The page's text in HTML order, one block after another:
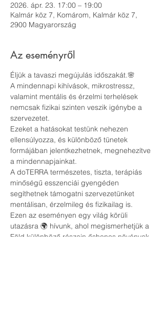
2026. ápr. 23. 17:00 – 19:00
Kalmár köz 7, Komárom, Kalmár köz 7,
2900 Magyarország
Az eseményről
Éljük a tavaszi megújulás időszakát.🌸
A mindennapi kihívások, mikrostressz,
valamint mentális és érzelmi terhelések
nemcsak fizikai szinten veszik igénybe a
szervezetet.
Ezeket a hatásokat testünk nehezen
ellensúlyozza, és különböző tünetek
formájában jelentkezhetnek, megnehezítve
a mindennapjainkat.
A doTERRA természetes, tiszta, terápiás
minőségű esszenciái gyengéden
segíthetnek támogatni szervezetünket
mentálisan, érzelmileg és fizikailag is.
Ezen az eseményen egy világ körüli
utazásra 🌍 hívunk, ahol megismerhetjük a
Föld különböző részein őshonos növények